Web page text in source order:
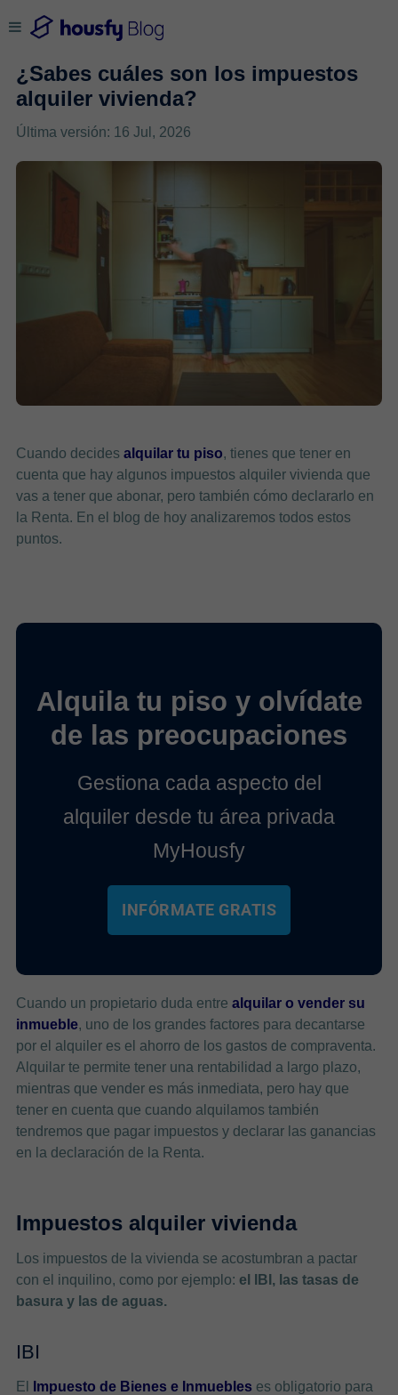
¿Sabes cuáles son los impuestos
alquiler vivienda?
Última versión: 16 Jul, 2026
Cuando decidesalquilar tu piso, tienes que tener en
cuenta que hay algunos impuestos alquiler vivienda que
vas a tener que abonar, pero también cómo declararlo en
la Renta. En el blog de hoy analizaremos todos estos
puntos.
Alquila tu piso y olvídate
de las preocupaciones
Gestiona cada aspecto del
alquiler desde tu área privada
MyHousfy
INFÓRMATE GRATIS
Cuando un propietario duda entre alquilar o vender su
inmueble, uno de los grandes factores para decantarse
por el alquiler es el ahorro de los gastos de compraventa.
Alquilar te permite tener una rentabilidad a largo plazo,
mientras que vender es más inmediata, pero hay que
tener en cuenta que cuando alquilamos también
tendremos que pagar impuestos y declarar las ganancias
en la declaración de la Renta.
Impuestos alquiler vivienda
Los impuestos de la vivienda se acostumbran a pactar
con el inquilino, como por ejemplo: el IBI, las tasas de
basura y las de aguas.
IBI
El Impuesto de Bienes e Inmuebles es obligatorio para